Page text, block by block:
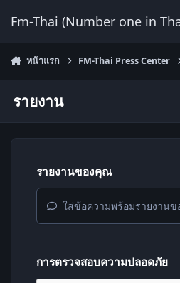
Fm-Thai (Number one in
หน้าแรก FM-Thai Press Center
รายงาน
รายงานของคุณ
ใส่ข้อความพร้อมรายงาน
การตรวจสอบความปลอดภัย